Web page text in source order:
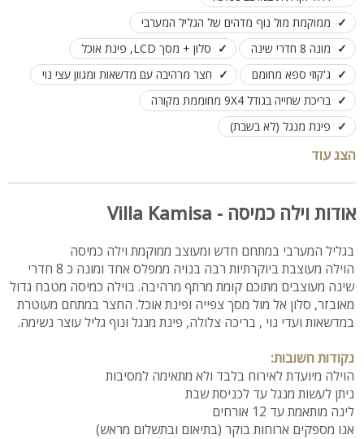
ממוקמת מול נוף מדהים של הגליל המערבי
מונה 8 חדרי שינה
סלון + מסך LCD, פינת אוכל
ג'קוזי ספא מחומם
חצר מרהיבה עם מדשאות ומגוון עצי נוי
בריכת שחייה בגודל 9X4 מחוממת מקורה
פינת מנגל (לא בשבת)
משחקי שולחן: פינג פונג, שולחן כדורגל
לינה עד 30 אורחים
לנופש ואירוח משפחות וזוגות
הצג עוד
אודות וילה כמיסה - Villa Kamisa
בגליל המערבי במתחם חדש ומעוצב ממוקמת וילה כמיסה
הוילה מעוצבת ביוקרתיות רבה בנויה ממפלס אחד ומונה כ 8 חדרי
שינה מעוצבים מתוכם קומת מרתף מרהיבה. בוילה כמיסה מטבח גדול
מאובזר, סלון אל מול מסך צפייה ופינת אוכל. החצר במתחם מעוטרת
במדשאות ועדי נוי , בריכה צלולה, פינת מנגל ונוף גליל עוצר נשימה.
נקודות חשובות:
הוילה מיועדת לאירוח בלבד ולא מתאימה למסיבות
ניתן לעשות מנגל עד לכניסת שבת
לינה מותאמת עד 12 אורחים
אנו מספקים ארוחות בוקר (בתיאום ובתשלום מראש)